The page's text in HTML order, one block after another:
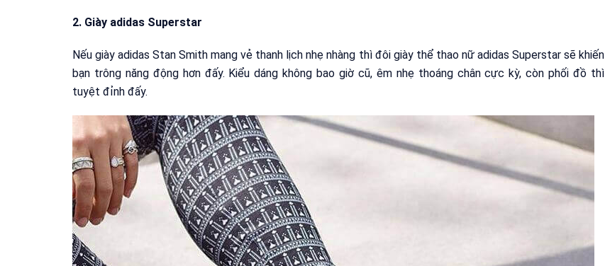
2. Giày adidas Superstar
Nếu giày adidas Stan Smith mang vẻ thanh lịch nhẹ nhàng thì đôi giày thể thao nữ adidas Superstar sẽ khiến
bạn trông năng động hơn đấy. Kiểu dáng không bao giờ cũ, êm nhẹ thoáng chân cực kỳ, còn phối đồ thì
tuyệt đỉnh đấy.